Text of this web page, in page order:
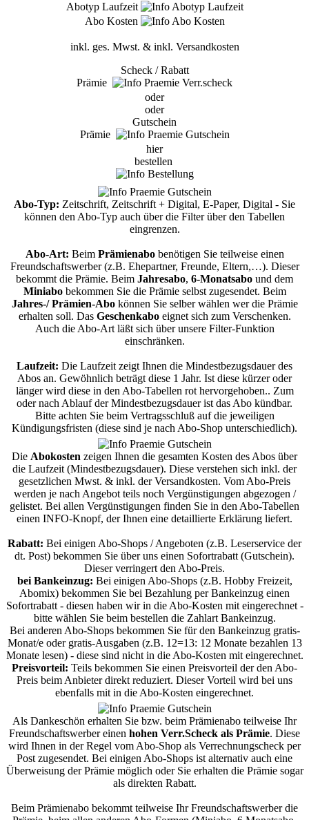
Abotyp Laufzeit
Abo Kosten
inkl. ges. Mwst. & inkl. Versandkosten
Scheck / Rabatt
Prämie
oder
oder
Gutschein
Prämie
hier
bestellen
Abo-Typ: Zeitschrift, Zeitschrift + Digital, E-Paper, Digital - Sie
können den Abo-Typ auch über die Filter über den Tabellen
eingrenzen.
Abo-Art: Beim Prämienabobenötigen Sie teilweise einen
Freundschaftswerber (z.B. Ehepartner, Freunde, Eltern,…). Dieser
bekommt die Prämie. Beim Jahresabo, 6-Monatsabo und dem
Miniabobekommen Sie die Prämie selbst zugesendet. Beim
Jahres-/ Prämien-Abokönnen Sie selber wählen wer die Prämie
erhalten soll. Das Geschenkaboeignet sich zum Verschenken.
Auch die Abo-Art läßt sich über unsere Filter-Funktion
einschränken.
Laufzeit: Die Laufzeit zeigt Ihnen die Mindestbezugsdauer des
Abos an. Gewöhnlich beträgt diese 1 Jahr. Ist diese kürzer oder
länger wird diese in den Abo-Tabellen rot hervorgehoben.. Zum
oder nach Ablauf der Mindestbezugsdauer ist das Abo kündbar.
Bitte achten Sie beim Vertragsschluß auf die jeweiligen
Kündigungsfristen (diese sind je nach Abo-Shop unterschiedlich).
Die Abokosten zeigen Ihnen die gesamten Kosten des Abos über
die Laufzeit (Mindestbezugsdauer). Diese verstehen sich inkl. der
gesetzlichen Mwst. & inkl. der Versandkosten. Vom Abo-Preis
werden je nach Angebot teils noch Vergünstigungen abgezogen /
gelistet. Bei allen Vergünstigungen finden Sie in den Abo-Tabellen
einen INFO-Knopf, der Ihnen eine detaillierte Erklärung liefert.
Rabatt: Bei einigen Abo-Shops / Angeboten (z.B. Leserservice der
dt. Post) bekommen Sie über uns einen Sofortrabatt (Gutschein).
Dieser verringert den Abo-Preis.
bei Bankeinzug: Bei einigen Abo-Shops (z.B. Hobby Freizeit,
Abomix) bekommen Sie bei Bezahlung per Bankeinzug einen
Sofortrabatt - diesen haben wir in die Abo-Kosten mit eingerechnet -
bitte wählen Sie beim bestellen die Zahlart Bankeinzug.
Bei anderen Abo-Shops bekommen Sie für den Bankeinzug gratis-
Monat/e oder gratis-Ausgaben (z.B. 12=13: 12 Monate bezahlen 13
Monate lesen) - diese sind nicht in die Abo-Kosten mit eingerechnet.
Preisvorteil: Teils bekommen Sie einen Preisvorteil der den Abo-
Preis beim Anbieter direkt reduziert. Dieser Vorteil wird bei uns
ebenfalls mit in die Abo-Kosten eingerechnet.
Als Dankeschön erhalten Sie bzw. beim Prämienabo teilweise Ihr
Freundschaftswerber einen hohen Verr.Scheck als Prämie. Diese
wird Ihnen in der Regel vom Abo-Shop als Verrechnungscheck per
Post zugesendet. Bei einigen Abo-Shops ist alternativ auch eine
Überweisung der Prämie möglich oder Sie erhalten die Prämie sogar
als direkten Rabatt.
Beim Prämienabo bekommt teilweise Ihr Freundschaftswerber die